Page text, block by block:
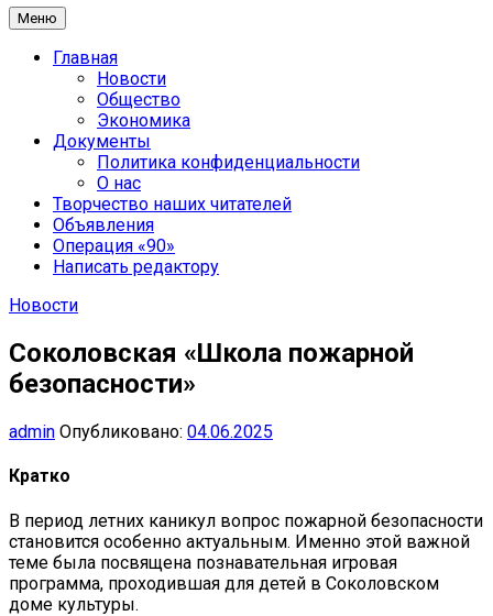
Меню
Главная
Новости
Общество
Экономика
Документы
Политика конфиденциальности
О нас
Творчество наших читателей
Объявления
Операция «90»
Написать редактору
Новости
Соколовская «Школа пожарной
безопасности»
admin Опубликовано: 04.06.2025
Кратко
В период летних каникул вопрос пожарной безопасности
становится особенно актуальным. Именно этой важной
теме была посвящена познавательная игровая
программа, проходившая для детей в Соколовском
доме культуры.